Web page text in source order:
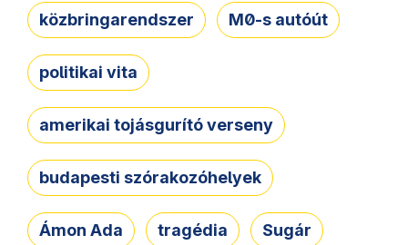
közbringarendszer M0-s autóút
politikai vita
amerikai tojásgurító verseny
budapesti szórakozóhelyek
Ámon Ada tragédia Sugár